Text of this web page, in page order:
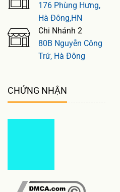
176 Phùng Hưng,
Hà Đông,HN
Chi Nhánh 2
80B Nguyễn Công
Trứ, Hà Đông
CHỨNG NHẬN